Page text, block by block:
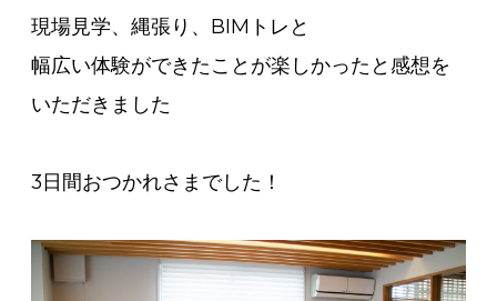
現場見学、縄張り、BIMトレと
幅広い体験ができたことが楽しかったと感想を
いただきました
3日間おつかれさまでした！